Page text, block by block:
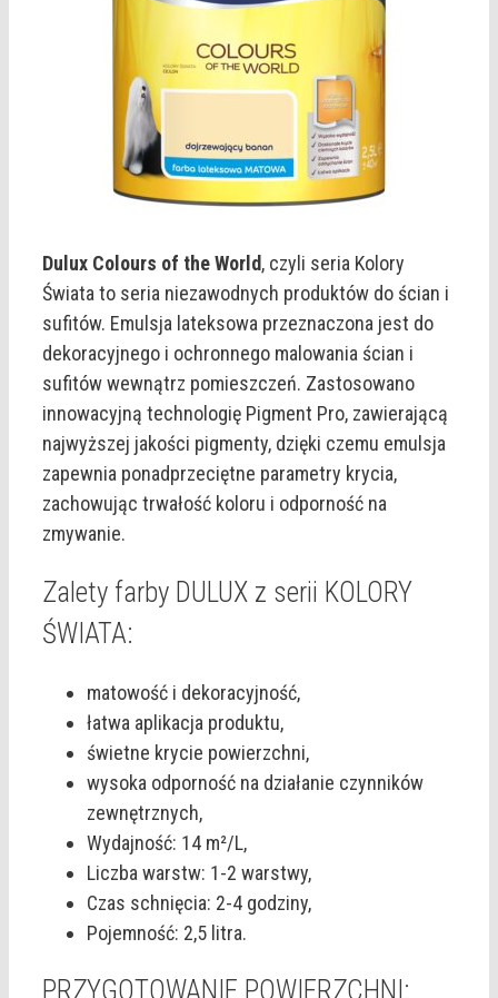
Dulux Colours of the World, czyli seria Kolory
Świata to seria niezawodnych produktów do ścian i
sufitów. Emulsja lateksowa przeznaczona jest do
dekoracyjnego i ochronnego malowania ścian i
sufitów wewnątrz pomieszczeń. Zastosowano
innowacyjną technologię Pigment Pro, zawierającą
najwyższej jakości pigmenty, dzięki czemu emulsja
zapewnia ponadprzeciętne parametry krycia,
zachowując trwałość koloru i odporność na
zmywanie.
Zalety farby DULUX z serii KOLORY
ŚWIATA:
matowość i dekoracyjność,
łatwa aplikacja produktu,
świetne krycie powierzchni,
wysoka odporność na działanie czynników
zewnętrznych,
Wydajność: 14 m²/L,
Liczba warstw: 1-2 warstwy,
Czas schnięcia: 2-4 godziny,
Pojemność: 2,5 litra.
PRZYGOTOWANIE POWIERZCHNI: